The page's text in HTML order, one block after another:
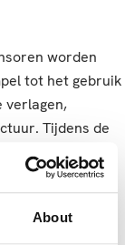
About
worden
tot het gebruik
verlagen,
Tijdens de
en